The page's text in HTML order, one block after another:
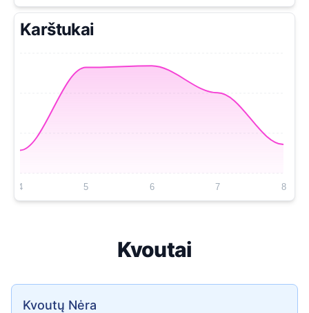
Karštukai
4 5 6 7 8
Kvoutai
Kvoutų Nėra